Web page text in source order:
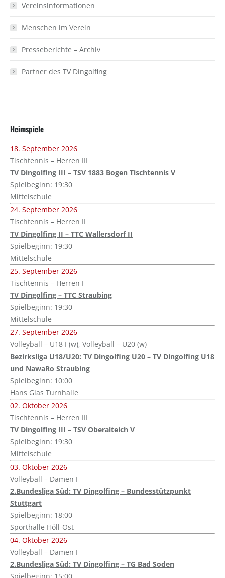
Vereinsinformationen
Menschen im Verein
Presseberichte – Archiv
Partner des TV Dingolfing
Heimspiele
18. September 2026
Tischtennis – Herren III
TV Dingolfing III – TSV 1883 Bogen Tischtennis V
Spielbeginn: 19:30
Mittelschule
24. September 2026
Tischtennis – Herren II
TV Dingolfing II – TTC Wallersdorf II
Spielbeginn: 19:30
Mittelschule
25. September 2026
Tischtennis – Herren I
TV Dingolfing – TTC Straubing
Spielbeginn: 19:30
Mittelschule
27. September 2026
Volleyball – U18 I (w), Volleyball – U20 (w)
Bezirksliga U18/U20: TV Dingolfing U20 – TV Dingolfing U18
und NawaRo Straubing
Spielbeginn: 10:00
Hans Glas Turnhalle
02. Oktober 2026
Tischtennis – Herren III
TV Dingolfing III – TSV Oberalteich V
Spielbeginn: 19:30
Mittelschule
03. Oktober 2026
Volleyball – Damen I
2.Bundesliga Süd: TV Dingolfing – Bundesstützpunkt
Stuttgart
Spielbeginn: 18:00
Sporthalle Höll-Ost
04. Oktober 2026
Volleyball – Damen I
2.Bundesliga Süd: TV Dingolfing – TG Bad Soden